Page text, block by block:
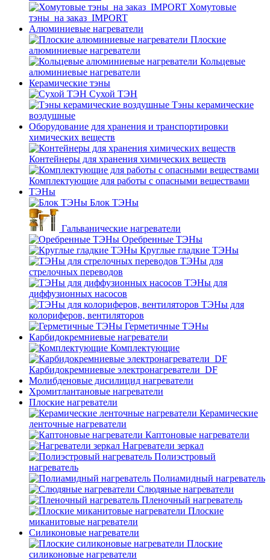
Хомутовые
тэны_на заказ_IMPORT
Алюминиевые нагреватели
Плоские
алюминиевые нагреватели
Кольцевые
алюминиевые нагреватели
Керамические тэны
Сухой ТЭН
Тэны керамические
воздушные
Оборудование для хранения и транспортировки
химических веществ
Контейнеры для хранения химических веществ
Комплектующие для работы с опасными веществами
ТЭНы
Блок ТЭНы
Гальванические нагреватели
Оребренные ТЭНы
Круглые гладкие ТЭНы
ТЭНы для
стрелочных переводов
ТЭНы для
диффузионных насосов
ТЭНы для
колориферов, вентиляторов
Герметичные ТЭНы
Карбидокремниевые нагреватели
Комплектующие
Карбидокремниевые электронагреватели_DF
Молибденовые дисилицид нагреватели
Хромитлантановые нагреватели
Плоские нагреватели
Керамические
ленточные нагреватели
Каптоновые нагреватели
Нагреватели зеркал
Полиэстровый
нагреватель
Полиамидный нагреватель
Слюдяные нагреватели
Пленочный нагреватель
Плоские
миканитовые нагреватели
Силиконовые нагреватели
Плоские
силиконовые нагреватели